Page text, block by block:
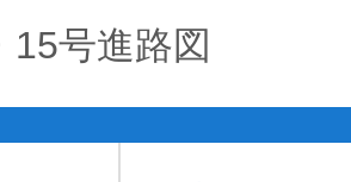
15号進路図